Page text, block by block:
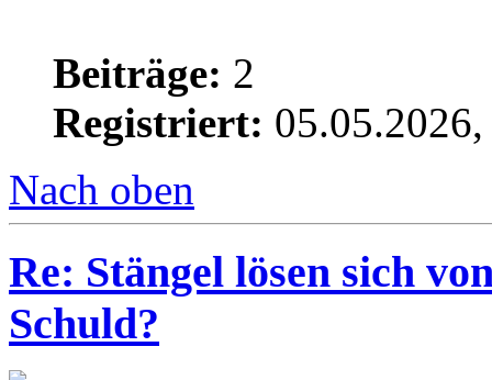
Beiträge: 2
Registriert:
Nach oben
Re: Stängel lösen sich
Schuld?